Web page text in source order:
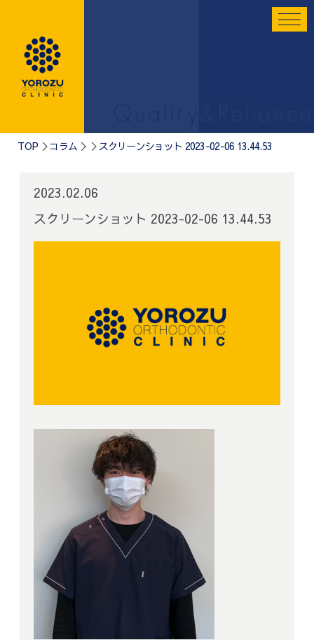
TOP コラム スクリーンショット 2023-02-06 13.44.53
2023.02.06
スクリーンショット 2023-02-06 13.44.53